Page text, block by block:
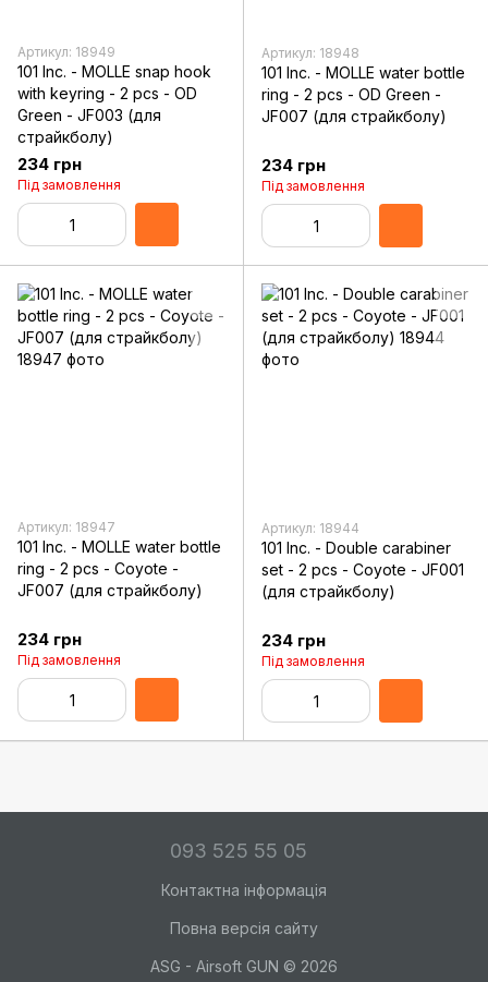
Артикул: 18949
101 Inc. - MOLLE snap hook
with keyring - 2 pcs - OD
Green - JF003 (для
страйкболу)
234 грн
Під замовлення
Артикул: 18948
101 Inc. - MOLLE water bottle
ring - 2 pcs - OD Green -
JF007 (для страйкболу)
234 грн
Під замовлення
Артикул: 18947
101 Inc. - MOLLE water bottle
ring - 2 pcs - Coyote -
JF007 (для страйкболу)
234 грн
Під замовлення
Артикул: 18944
101 Inc. - Double carabiner
set - 2 pcs - Coyote - JF001
(для страйкболу)
234 грн
Під замовлення
093 525 55 05
Контактна інформація
Повна версія сайту
ASG - Airsoft GUN © 2026